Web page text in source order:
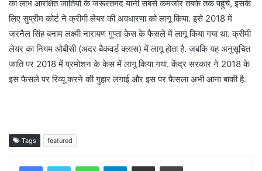
का लाभ आरक्षित जातियों के जरूरतमंद यानी सबसे कमजोर तबके तक पहुंचे, इसके
लिए सुप्रीम कोर्ट ने क्रीमी लेयर की अवधारणा को लागू किया. इसे 2018 में
जरनैल सिंह बनाम लक्ष्मी नारायण गुप्ता केस के फैसले में लागू किया गया था. क्रीमी
लेयर का नियम ओबीसी (अदर बैकवर्ड क्लास) में लागू होता है. जबकि यह अनुसूचित
जाति पर 2018 में प्रमोशन के केस में लागू किया गया. केंद्र सरकार ने 2018 के
इस फैसले पर रिव्यू करने की गुहार लगाई और इस पर फैसला अभी आना बाकी है.
Tags featured
WhatsAppTelegramShare via Email Print